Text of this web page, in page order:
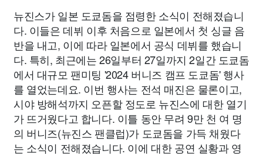
뉴진스가 일본 도쿄돔을 점령한 소식이 전해졌습니
다. 이들은 데뷔 이후 처음으로 일본에서 첫 싱글 음
반을 내고, 이에 따라 일본에서 공식 데뷔를 했습니
다. 특히, 최근에는 26일부터 27일까지 2일간 도쿄돔
에서 대규모 팬미팅 '2024 버니즈 캠프 도쿄돔' 행사
를 열었는데요. 이번 행사는 전석 매진은 물론이고,
시야 방해석까지 오픈할 정도로 뉴진스에 대한 열기
가 뜨거웠다고 합니다. 이틀 동안 무려 9만 천 여 명
의 버니즈(뉴진스 팬클럽)가 도쿄돔을 가득 채웠다
는 소식이 전해졌습니다. 이에 대한 공연 실황과 영